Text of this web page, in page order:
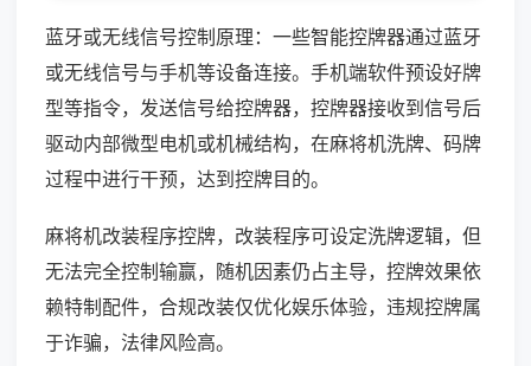
蓝牙或无线信号控制原理：一些智能控牌器通过蓝牙
或无线信号与手机等设备连接。手机端软件预设好牌
型等指令，发送信号给控牌器，控牌器接收到信号后
驱动内部微型电机或机械结构，在麻将机洗牌、码牌
过程中进行干预，达到控牌目的。
麻将机改装程序控牌，改装程序可设定洗牌逻辑，但
无法完全控制输赢，随机因素仍占主导，控牌效果依
赖特制配件，合规改装仅优化娱乐体验，违规控牌属
于诈骗，法律风险高。